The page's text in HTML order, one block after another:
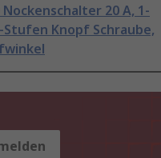
Nockenschalter 20 A, 1-
Stufen Knopf Schraube,